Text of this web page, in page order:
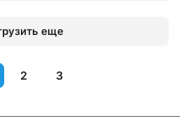
еще
2 3